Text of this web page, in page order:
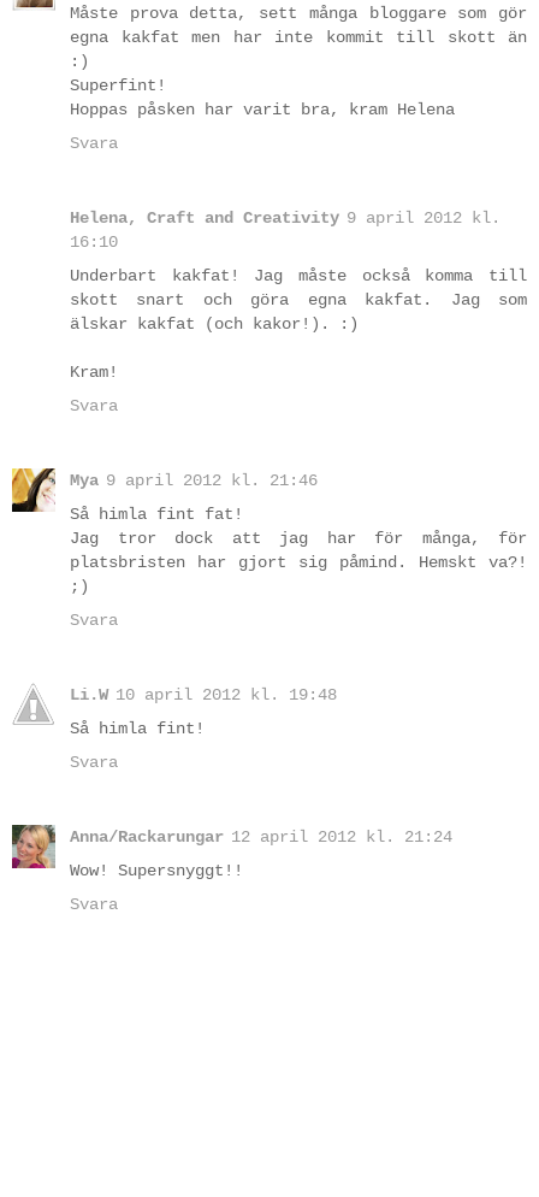
Måste prova detta, sett många bloggare som gör
egna kakfat men har inte kommit till skott än
:)
Superfint!
Hoppas påsken har varit bra, kram Helena
Svara
Helena, Craft and Creativity 9 april 2012 kl.
16:10
Underbart kakfat! Jag måste också komma till
skott snart och göra egna kakfat. Jag som
älskar kakfat (och kakor!). :)
Kram!
Svara
Mya 9 april 2012 kl. 21:46
Så himla fint fat!
Jag tror dock att jag har för många, för
platsbristen har gjort sig påmind. Hemskt va?!
;)
Svara
Li.W 10 april 2012 kl. 19:48
Så himla fint!
Svara
Anna/Rackarungar 12 april 2012 kl. 21:24
Wow! Supersnyggt!!
Svara